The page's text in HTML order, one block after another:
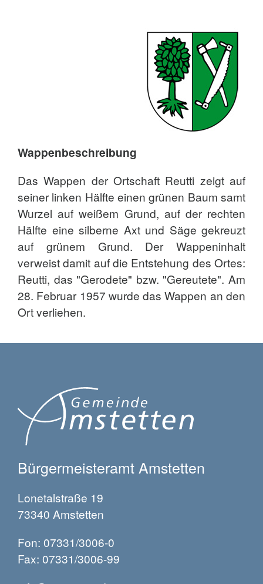
Wappenbeschreibung
Das Wappen der Ortschaft Reutti zeigt auf
seiner linken Hälfte einen grünen Baum samt
Wurzel auf weißem Grund, auf der rechten
Hälfte eine silberne Axt und Säge gekreuzt
auf grünem Grund. Der Wappeninhalt
verweist damit auf die Entstehung des Ortes:
Reutti, das "Gerodete" bzw. "Gereutete". Am
28. Februar 1957 wurde das Wappen an den
Ort verliehen.
Bürgermeisteramt Amstetten
Lonetalstraße 19
73340 Amstetten
Fon: 07331/3006-0
Fax: 07331/3006-99